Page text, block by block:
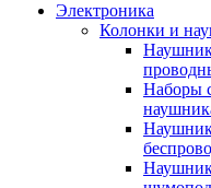
Электроника
Колонки и
Наборы